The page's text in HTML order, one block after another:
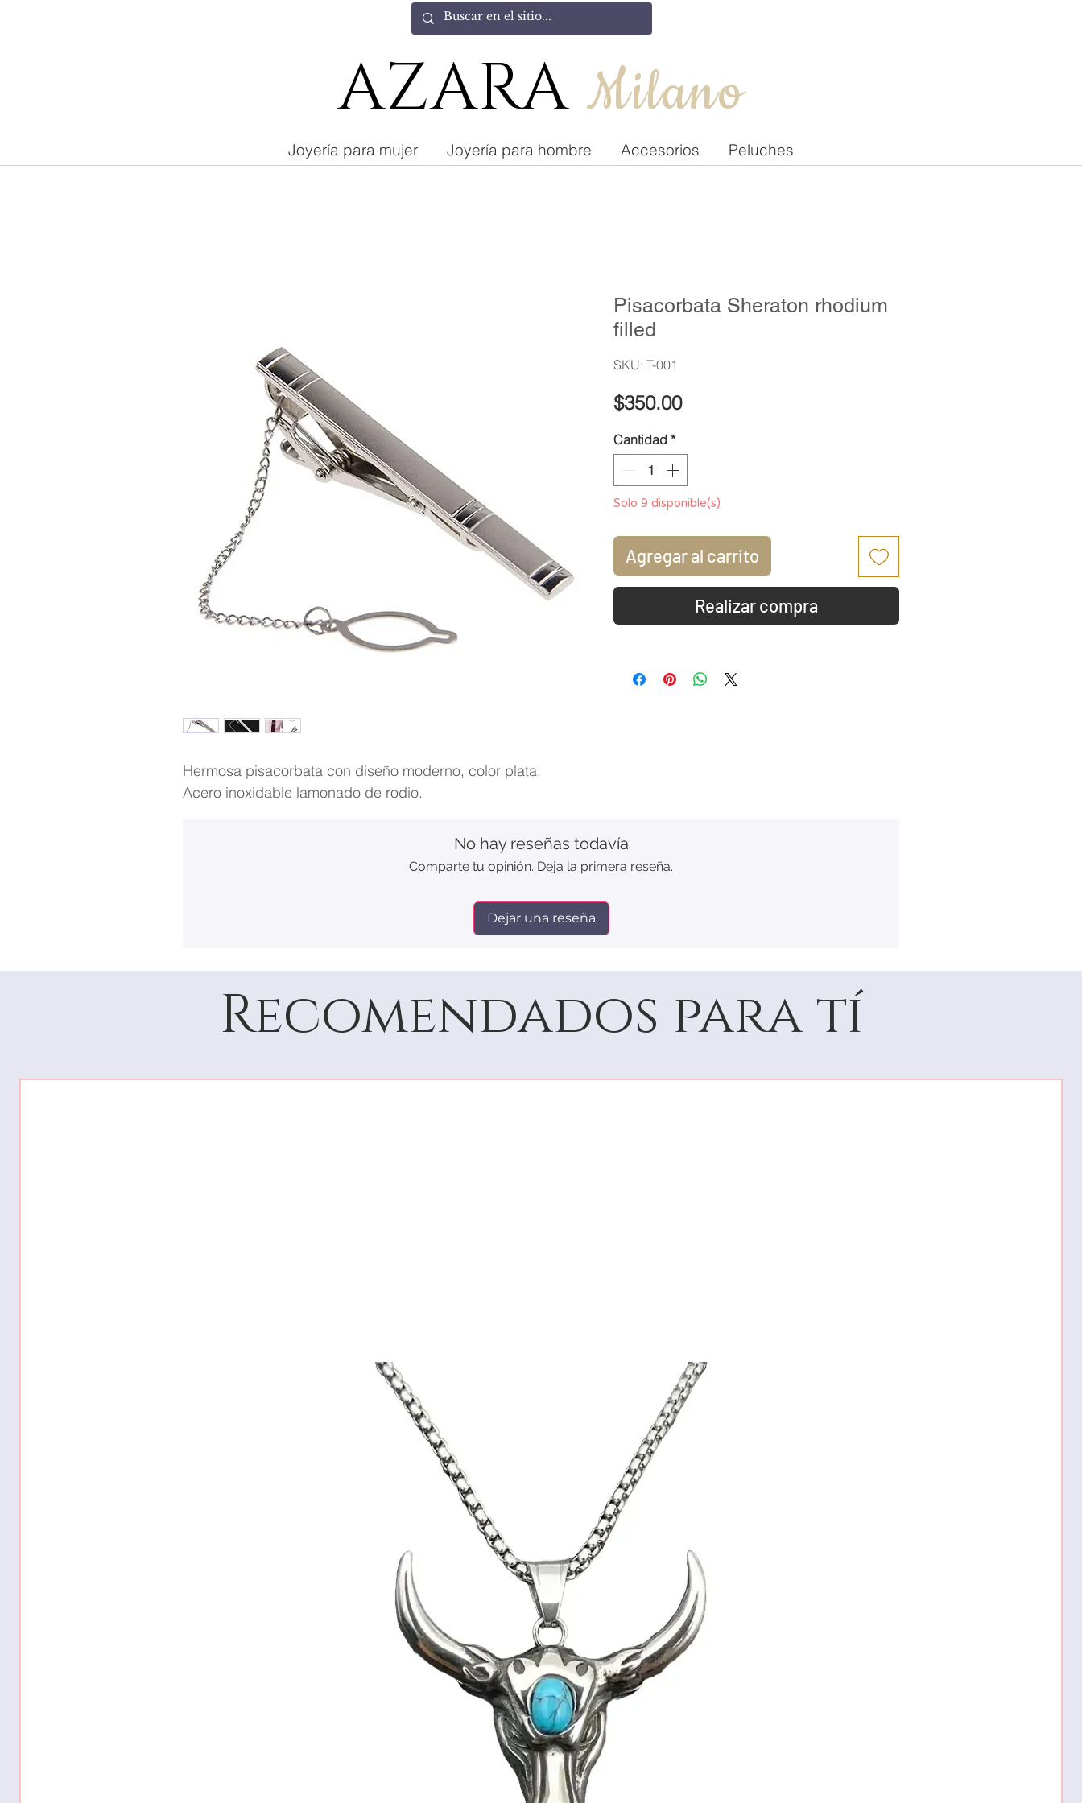
AZARA Milano
Joyería para mujer Joyería para hombre Accesorios Peluches
Hermosa pisacorbata con diseño moderno, color plata.
Acero inoxidable lamonado de rodio.
Pisacorbata Sheraton rhodium
filled
SKU: T-001
$350.00Precio
Cantidad *
Solo 9 disponible(s)
Agregar al carrito
Realizar compra
No hay reseñas todavía
Comparte tu opinión. Deja la primera reseña.
Dejar una reseña
Recomendados para tí